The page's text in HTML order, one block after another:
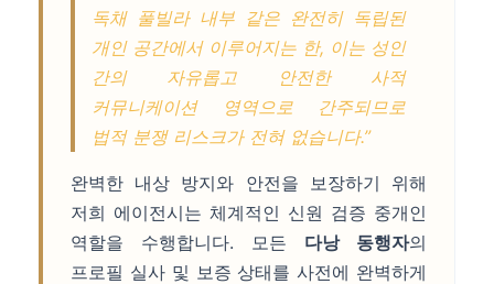
독채 풀빌라 내부 같은 완전히 독립된
개인 공간에서 이루어지는 한, 이는 성인
간의 자유롭고 안전한 사적
커뮤니케이션 영역으로 간주되므로
법적 분쟁 리스크가 전혀 없습니다.”
완벽한 내상 방지와 안전을 보장하기 위해
저희 에이전시는 체계적인 신원 검증 중개인
역할을 수행합니다. 모든 다낭 동행자의
프로필 실사 및 보증 상태를 사전에 완벽하게